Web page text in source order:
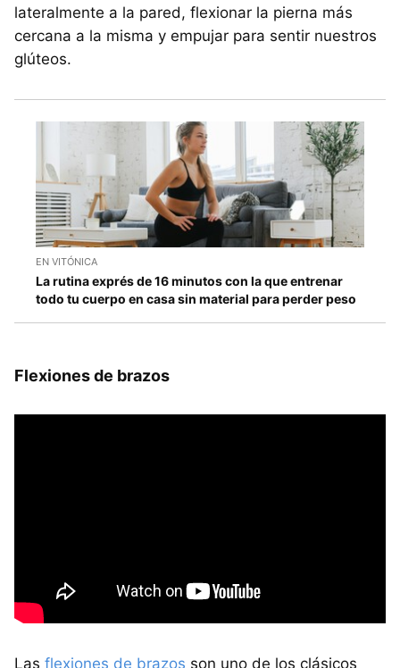
lateralmente a la pared, flexionar la pierna más
cercana a la misma y empujar para sentir nuestros
glúteos.
EN VITÓNICA
La rutina exprés de 16 minutos con la que entrenar
todo tu cuerpo en casa sin material para perder peso
Flexiones de brazos
Las flexiones de brazos son uno de los clásicos